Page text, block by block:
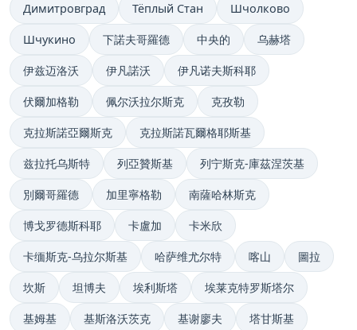
Димитровград Тёплый Стан Шчолково
Шчукино 下諾夫哥羅德 中央的 乌赫塔
伊兹迈洛沃 伊凡諾沃 伊凡诺夫斯科耶
伏爾加格勒 佩尔沃拉尔斯克 克孜勒
克拉斯諾亞爾斯克 克拉斯諾瓦爾格耶斯基
兹拉托乌斯特 列亞贊斯基 列宁斯克-庫茲涅茨基
別爾哥羅德 加里寧格勒 南薩哈林斯克
博戈罗德斯科耶 卡盧加 卡米欣
卡缅斯克-乌拉尔斯基 哈萨维尤尔特 喀山 圖拉
坎斯 坦博夫 埃利斯塔 埃莱克特罗斯塔尔
基姆基 基斯洛沃茨克 基谢廖夫 塔甘斯基